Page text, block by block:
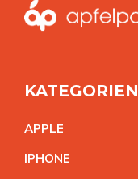
KATEGORIEN
APPLE
IPHONE